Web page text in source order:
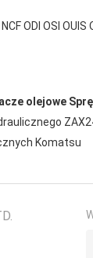
ODI OSI
olejowe
Komatsu